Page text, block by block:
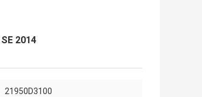
2014
21950D3100